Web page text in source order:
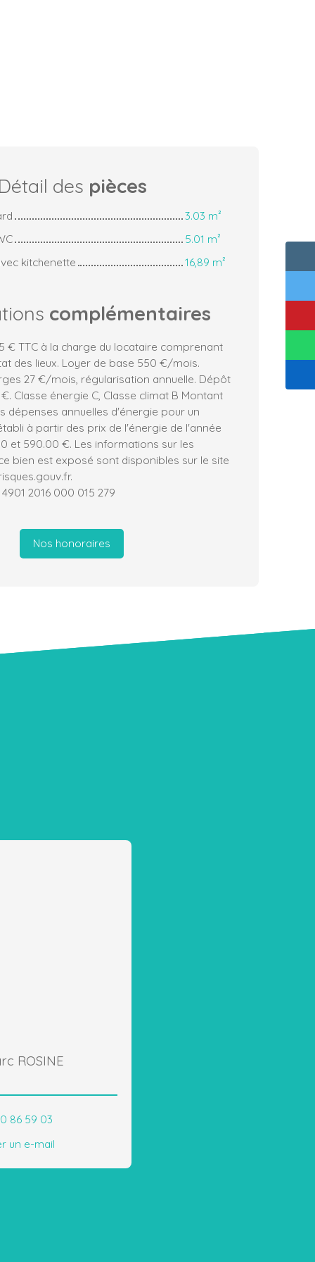
Détail des pièces
3.03 m²
5.01 m²
kitchenette
16,89 m²
complémentaires
€ TTC à la charge du locataire comprenant
des lieux. Loyer de base 550 €/mois.
27 €/mois, régularisation annuelle. Dépôt
Classe énergie C, Classe climat B Montant
dépenses annuelles d'énergie pour un
à partir des prix de l'énergie de l'année
et 590.00 €. Les informations sur les
bien est exposé sont disponibles sur le site
4901 2016 000 015 279
Nos honoraires
ROSINE
86 59 03
un e-mail